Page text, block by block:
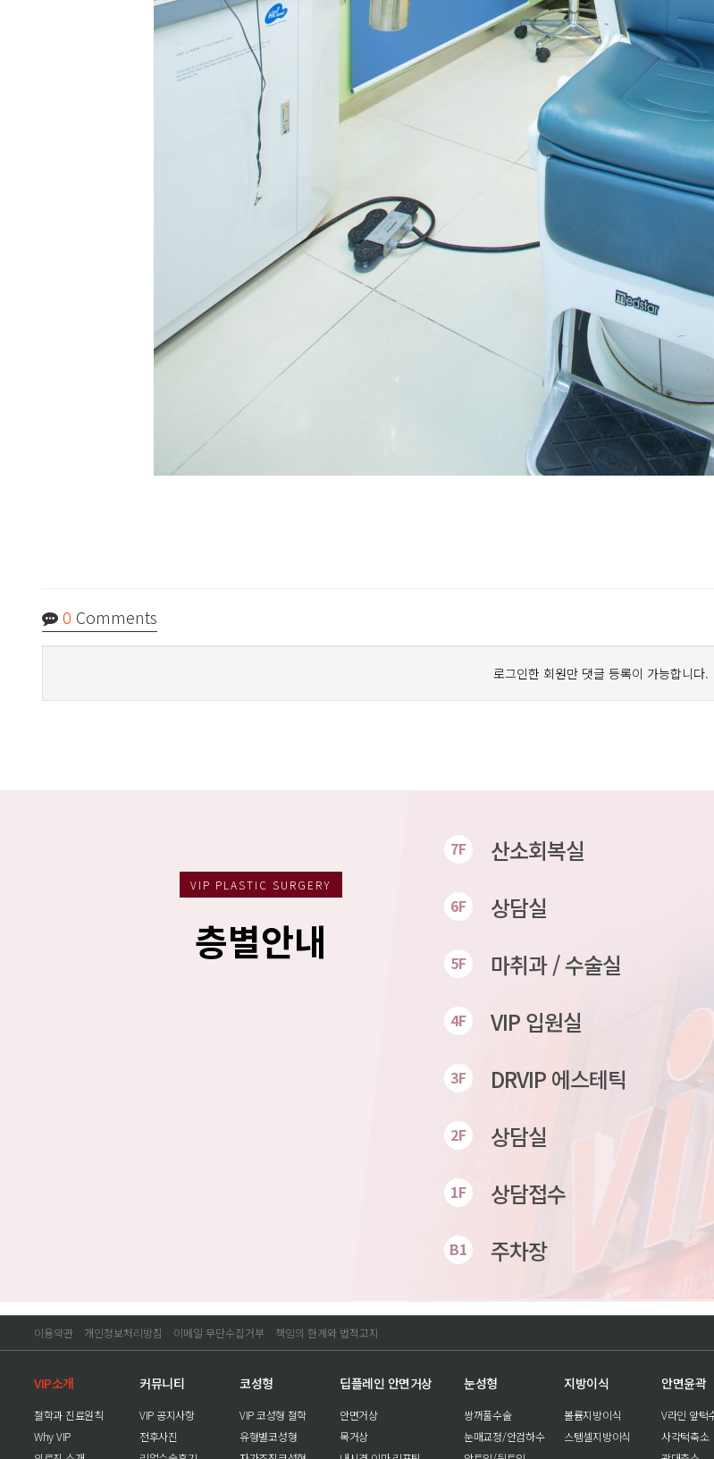
0 Comments
로그인한 회원만 댓글 등록이 가능합니다.
VIP PLASTIC SURGERY
층별안내
7F 산소회복실
6F 상담실
5F 마취과 / 수술실
4F VIP 입원실
3F DRVIP 에스테틱
2F 상담실
1F 상담접수
B1 주차장
이용약관 개인정보처리방침 이메일 무단수집거부 책임의 한계와 법적고지
VIP소개
철학과 진료원칙
Why VIP
커뮤니티
VIP 공지사항
전후사진
코성형
VIP 코성형 철학
유형별코성형
딥플레인 안면거상
안면거상
목거상
눈성형
쌍꺼풀수술
눈매교정/안검하수
지방이식
볼륨지방이식
스템셀지방이식
안면윤곽
V라인 앞턱
사각턱축소